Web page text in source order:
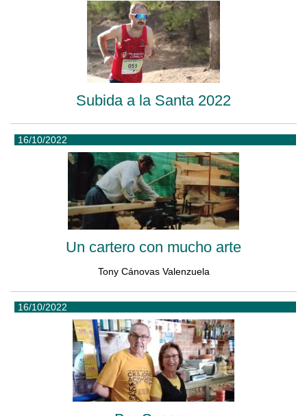
Subida a la Santa 2022
16/10/2022
Un cartero con mucho arte
Tony Cánovas Valenzuela
16/10/2022